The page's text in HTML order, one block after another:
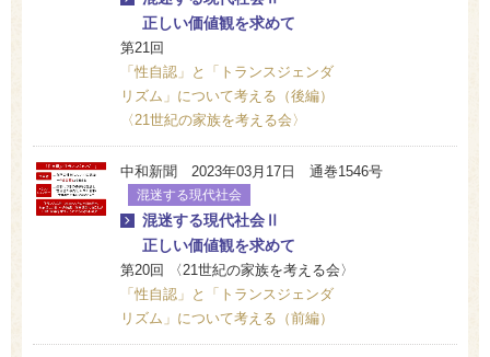
正しい価値観を求めて
第21回
「性自認」と「トランスジェンダ
リズム」について考える（後編）
〈21世紀の家族を考える会〉
中和新聞 2023年03月17日 通巻1546号
混迷する現代社会
混迷する現代社会Ⅱ
正しい価値観を求めて
第20回 〈21世紀の家族を考える会〉
「性自認」と「トランスジェンダ
リズム」について考える（前編）